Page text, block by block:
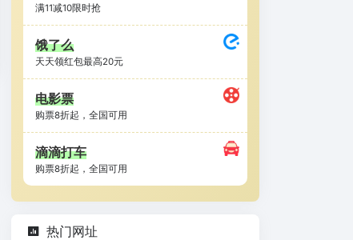
满11减10限时抢
饿了么
天天领红包最高20元
电影票
购票8折起，全国可用
滴滴打车
购票8折起，全国可用
热门网址